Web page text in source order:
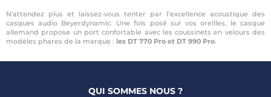
N'attendez plus et laissez-vous tenter par l’excellence acoustique des
casques audio Beyerdynamic. Une fois posé sur vos oreilles, le casque
allemand propose un port confortable avec les coussinets en velours des
modèles phares de la marque : les DT 770 Pro et DT 990 Pro.
QUI SOMMES NOUS ?